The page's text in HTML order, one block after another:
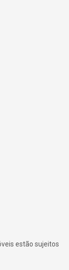
estão sujeitos